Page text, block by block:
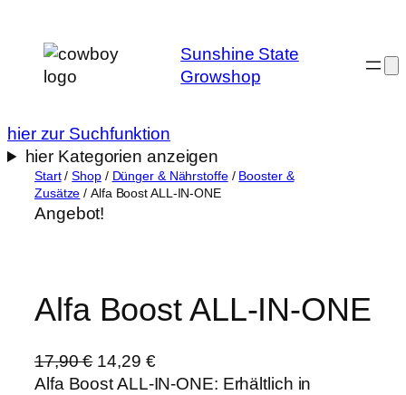
Inhalt
springen
Sunshine State
Growshop
hier zur Suchfunktion
hier Kategorien anzeigen
Start/Shop/ Dünger & Nährstoffe/ Booster &
Zusätze / Alfa Boost ALL-IN-ONE
Angebot!
Alfa Boost ALL-IN-ONE
17,90€ U
r
14,29 €A
k
Alfa Boost ALL-IN-ONE: Erhältlich in